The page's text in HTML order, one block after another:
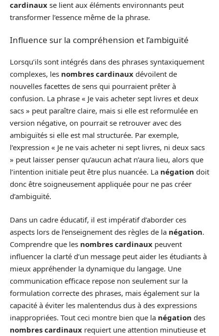
cardinaux se lient aux éléments environnants peut
transformer l’essence même de la phrase.
Influence sur la compréhension et l’ambiguïté
Lorsqu’ils sont intégrés dans des phrases syntaxiquement
complexes, les nombres cardinaux dévoilent de
nouvelles facettes de sens qui pourraient prêter à
confusion. La phrase « Je vais acheter sept livres et deux
sacs » peut paraître claire, mais si elle est reformulée en
version négative, on pourrait se retrouver avec des
ambiguïtés si elle est mal structurée. Par exemple,
l’expression « Je ne vais acheter ni sept livres, ni deux sacs
» peut laisser penser qu’aucun achat n’aura lieu, alors que
l’intention initiale peut être plus nuancée. La négation doit
donc être soigneusement appliquée pour ne pas créer
d’ambiguïté.
Dans un cadre éducatif, il est impératif d’aborder ces
aspects lors de l’enseignement des règles de la négation.
Comprendre que les nombres cardinaux peuvent
influencer la clarté d’un message peut aider les étudiants à
mieux appréhender la dynamique du langage. Une
communication efficace repose non seulement sur la
formulation correcte des phrases, mais également sur la
capacité à éviter les malentendus dus à des expressions
inappropriées. Tout ceci montre bien que la négation des
nombres cardinaux requiert une attention minutieuse et